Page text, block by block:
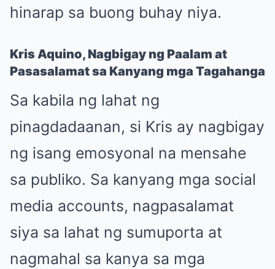
hinarap sa buong buhay niya.
Kris Aquino, Nagbigay ng Paalam at
Pasasalamat sa Kanyang mga Tagahanga
Sa kabila ng lahat ng
pinagdadaanan, si Kris ay nagbigay
ng isang emosyonal na mensahe
sa publiko. Sa kanyang mga social
media accounts, nagpasalamat
siya sa lahat ng sumuporta at
nagmahal sa kanya sa mga